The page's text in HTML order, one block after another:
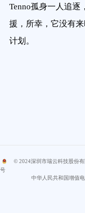
Tenno孤身一人追逐
援，所幸，它没有
计划。
© 2024深圳市瑞云科技股份
号
中华人民共和国增值